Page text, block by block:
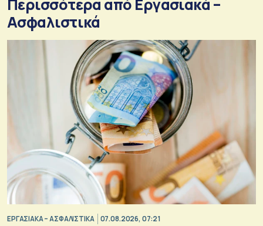
Περισσότερα από Εργασιακά –
Ασφαλιστικά
ΕΡΓΑΣΙΑΚΑ – ΑΣΦΑΛΙΣΤΙΚΑ 07.08.2026, 07:21